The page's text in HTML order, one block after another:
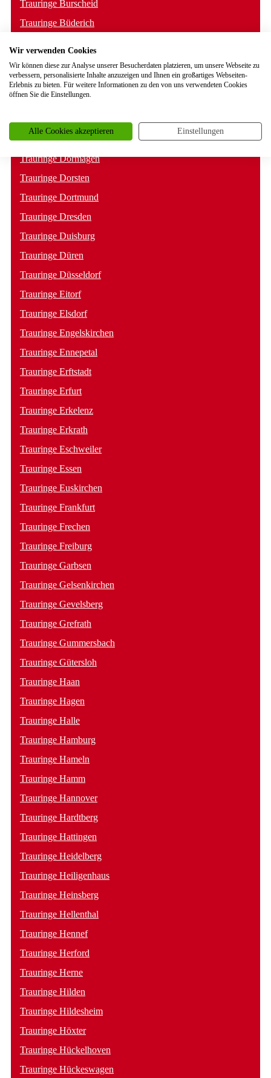
Trauringe Burscheid
Trauringe Büderich
Trauringe Celle
Trauringe Coesfeld
Trauringe Dahlem
Trauringe Detmold
Trauringe Dormagen
Trauringe Dorsten
Trauringe Dortmund
Trauringe Dresden
Trauringe Duisburg
Trauringe Düren
Trauringe Düsseldorf
Trauringe Eitorf
Trauringe Elsdorf
Trauringe Engelskirchen
Trauringe Ennepetal
Trauringe Erftstadt
Trauringe Erfurt
Trauringe Erkelenz
Trauringe Erkrath
Trauringe Eschweiler
Trauringe Essen
Trauringe Euskirchen
Trauringe Frankfurt
Trauringe Frechen
Trauringe Freiburg
Trauringe Garbsen
Trauringe Gelsenkirchen
Trauringe Gevelsberg
Trauringe Grefrath
Trauringe Gummersbach
Trauringe Gütersloh
Trauringe Haan
Trauringe Hagen
Trauringe Halle
Trauringe Hamburg
Trauringe Hameln
Trauringe Hamm
Trauringe Hannover
Trauringe Hardtberg
Trauringe Hattingen
Trauringe Heidelberg
Trauringe Heiligenhaus
Trauringe Heinsberg
Trauringe Hellenthal
Trauringe Hennef
Trauringe Herford
Trauringe Herne
Trauringe Hilden
Trauringe Hildesheim
Trauringe Höxter
Trauringe Hückelhoven
Trauringe Hückeswagen
Wir verwenden Cookies
Wir können diese zur Analyse unserer Besucherdaten platzieren, um unsere Webseite zu
verbessern, personalisierte Inhalte anzuzeigen und Ihnen ein großartiges Webseiten-
Erlebnis zu bieten. Für weitere Informationen zu den von uns verwendeten Cookies
öffnen Sie die Einstellungen.
Alle Cookies akzeptieren Einstellungen